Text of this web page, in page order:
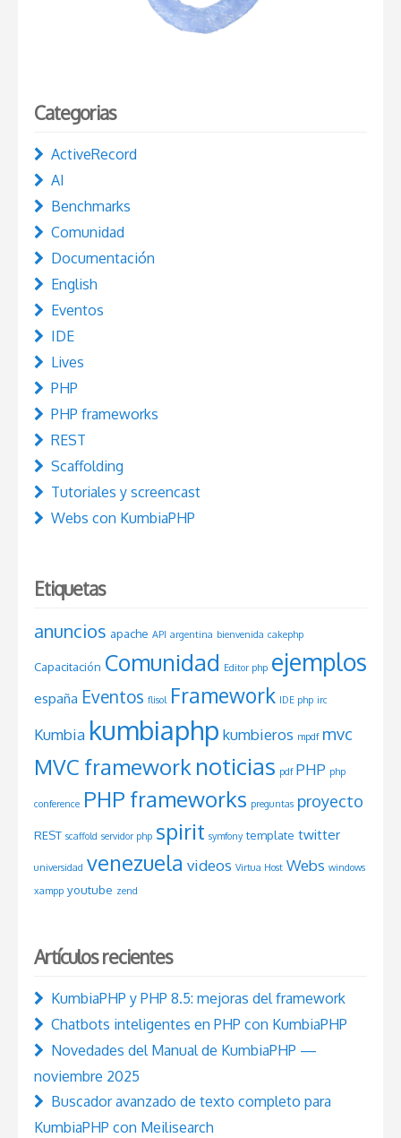
Categorias
ActiveRecord
AI
Benchmarks
Comunidad
Documentación
English
Eventos
IDE
Lives
PHP
PHP frameworks
REST
Scaffolding
Tutoriales y screencast
Webs con KumbiaPHP
Etiquetas
anuncios apache API argentina bienvenida cakephp
Capacitación Comunidad Editor php ejemplos
españa Eventos flisol Framework IDE php irc
Kumbia kumbiaphp kumbieros mpdf mvc
MVC framework noticias pdf PHP php
conference PHP frameworks preguntas proyecto
REST scaffold servidor php spirit symfony template twitter
universidad venezuela videos Virtua Host Webs windows
xampp youtube zend
Artículos recientes
KumbiaPHP y PHP 8.5: mejoras del framework
Chatbots inteligentes en PHP con KumbiaPHP
Novedades del Manual de KumbiaPHP —
noviembre 2025
Buscador avanzado de texto completo para
KumbiaPHP con Meilisearch